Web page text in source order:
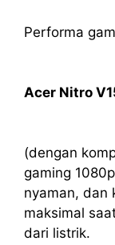
Performa
Acer Nitro
(dengan
gaming
nyaman, dan
maksimal
dari listrik.